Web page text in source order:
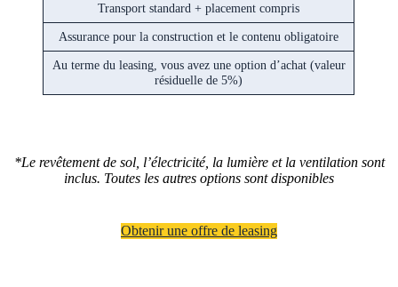
Transport standard + placement compris
Assurance pour la construction et le contenu obligatoire
Au terme du leasing, vous avez une option d’achat (valeur
résiduelle de 5%)
*Le revêtement de sol, l’électricité, la lumière et la ventilation sont
inclus. Toutes les autres options sont disponibles
Obtenir une offre de leasing